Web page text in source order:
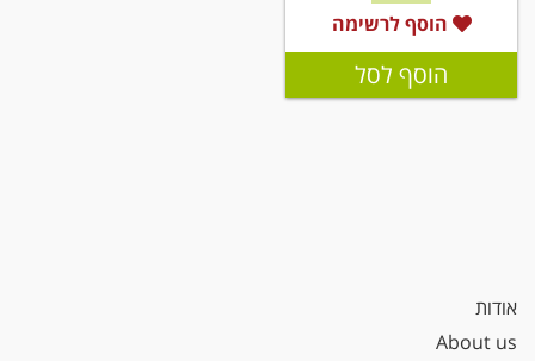
הוסף לרשימה
הוסף לסל
אודות
About us